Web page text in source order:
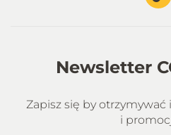
Newsletter
Zapisz się by otrzymywać
i